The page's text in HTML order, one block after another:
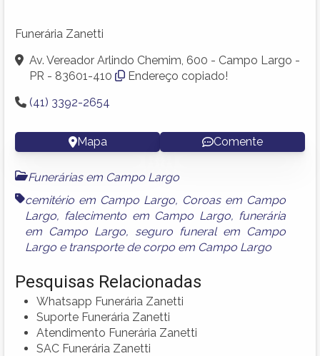
Funerária Zanetti
Av. Vereador Arlindo Chemim, 600 - Campo Largo -
PR - 83601-410
Endereço copiado!
(41) 3392-2654
Mapa Comente
Funerárias em Campo Largo
cemitério em Campo Largo, Coroas em Campo
Largo, falecimento em Campo Largo, funerária
em Campo Largo, seguro funeral em Campo
Largo e transporte de corpo em Campo Largo
Pesquisas Relacionadas
Whatsapp Funerária Zanetti
Suporte Funerária Zanetti
Atendimento Funerária Zanetti
SAC Funerária Zanetti